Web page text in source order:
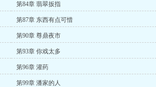
第84章 翡翠扳指
第87章 东西有点可惜
第90章 尊鼎夜市
第93章 你戏太多
第96章 灌药
第99章 潘家的人